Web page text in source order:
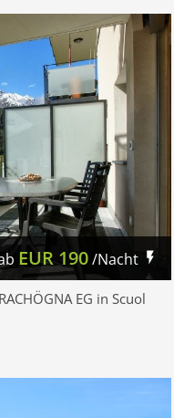
EUR 190/Nacht
EG in Scuol